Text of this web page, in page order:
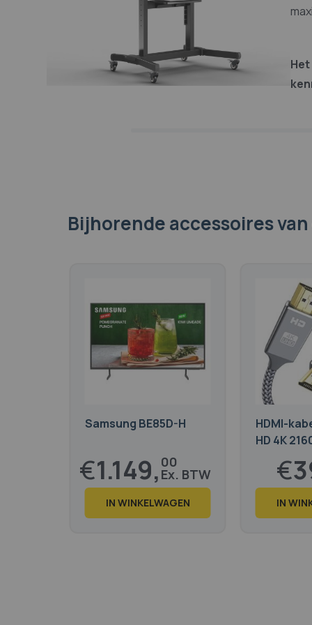
Bijhorende accessoires
Samsung BE85D-H
€1.149, 00
€ 1.390,
IN WINKELWAGEN
HDMI-
HD 4K
€
€48,
IN